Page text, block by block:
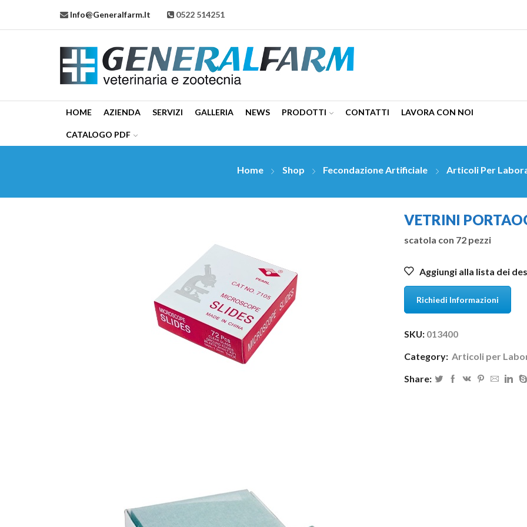
Info@generalfarm.it 0522 514251
HOME AZIENDA SERVIZI GALLERIA NEWS PRODOTTI CONTATTI LAVORA CON NOI
CATALOGO PDF
Home Shop Fecondazione Artificiale Articoli Per
VETRINI
scatola con 72 pezzi
Aggiungi alla lista dei
Richiedi Informazioni
SKU: 013400
Category: Articoli per
Share: